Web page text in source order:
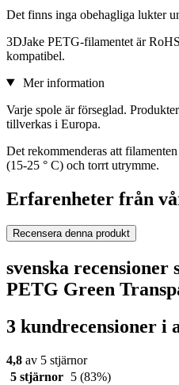
Det finns inga obehagliga lukter
3DJake PETG-filamentet är
kompatibel.
Mer information
Varje spole är förseglad.
tillverkas i Europa.
Det rekommenderas att
(15-25 ° C) och torrt utrymme.
Erfarenheter från
Recensera denna produkt
svenska
PETG Green
3 kundrecensioner i
4,8 av 5 stjärnor
5 stjärnor
5 (83%)